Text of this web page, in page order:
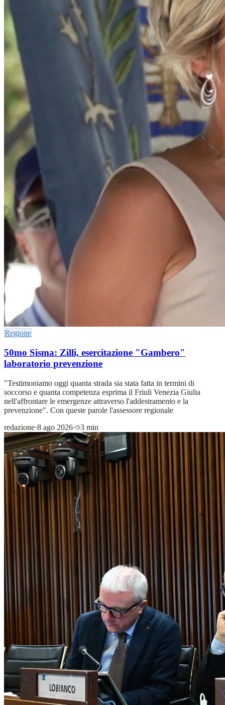
Regione
50mo Sisma: Zilli, esercitazione "Gambero"
laboratorio prevenzione
"Testimoniamo oggi quanta strada sia stata fatta in termini di
soccorso e quanta competenza esprima il Friuli Venezia Giulia
nell'affrontare le emergenze attraverso l'addestramento e la
prevenzione". Con queste parole l'assessore regionale
redazione·8 ago 2026· 3 min